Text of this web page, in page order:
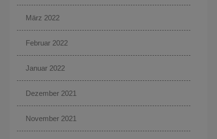
März 2022
Februar 2022
Januar 2022
Dezember 2021
November 2021